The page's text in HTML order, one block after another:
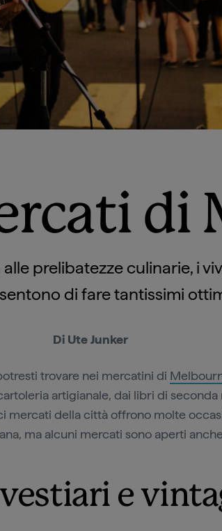
di
prelibatezze culinarie, i
di fare tantissimi
Di Ute Junker
trovare nei mercatini di
artigianale, dai libri di seconda
mercati della città offrono molte
ma alcuni mercati sono aperti
e